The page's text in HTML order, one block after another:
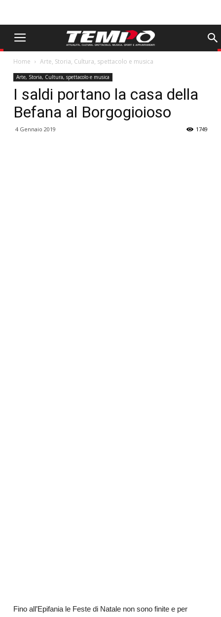
Home Arte, Storia, Cultura, spettacolo e musica
Arte, Storia, Cultura, spettacolo e musica
I saldi portano la casa della
Befana al Borgogioioso
4 Gennaio 2019 1749
Fino all’Epifania le Feste di Natale non sono finite e per